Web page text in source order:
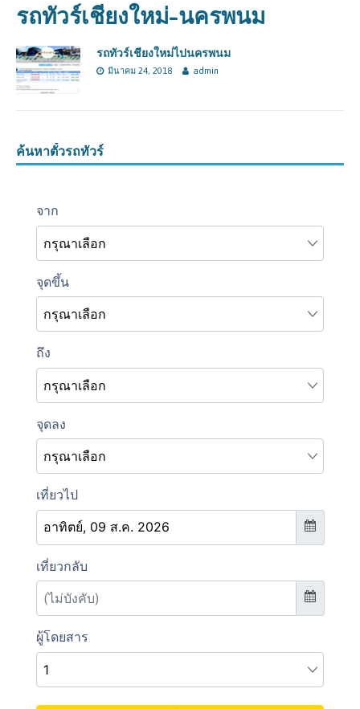
รถทัวร์เชียงใหม่-นครพนม
รถทัวร์เชียงใหม่ไปนครพนม
มีนาคม 24, 2018 admin
ค้นหาตั๋วรถทัวร์